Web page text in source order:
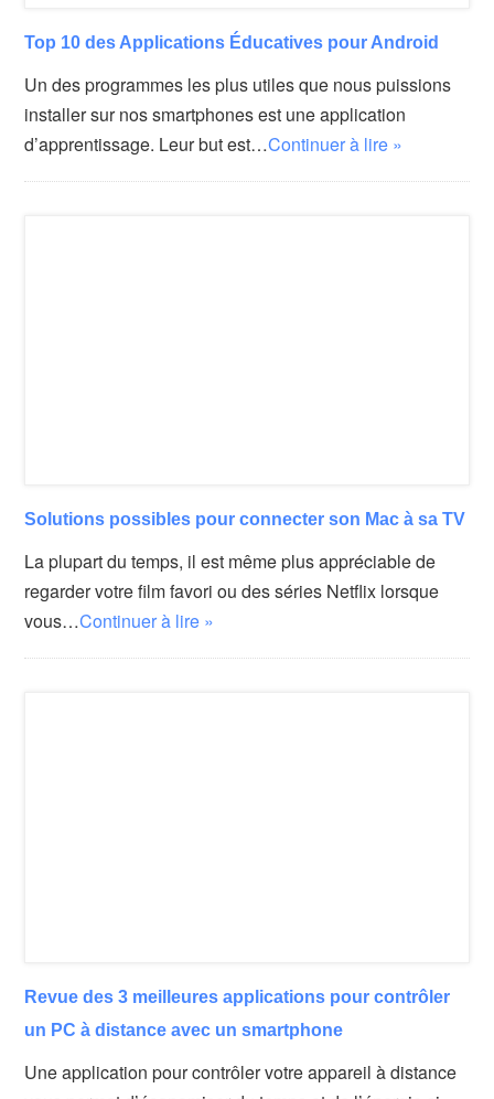
Top 10 des Applications Éducatives pour Android
Un des programmes les plus utiles que nous puissions
installer sur nos smartphones est une application
d’apprentissage. Leur but est…Continuer à lire »
Solutions possibles pour connecter son Mac à sa TV
La plupart du temps, il est même plus appréciable de
regarder votre film favori ou des séries Netflix lorsque
vous…Continuer à lire »
Revue des 3 meilleures applications pour contrôler
un PC à distance avec un smartphone
Une application pour contrôler votre appareil à distance